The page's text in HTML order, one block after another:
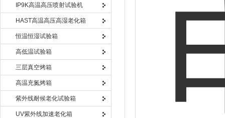
IP9K高温高压喷射试验机
HAST高温高压高湿老化箱
恒温恒湿试验箱
高低温试验箱
三层真空烤箱
高温充氮烤箱
紫外线耐候老化试验箱
UV紫外线加速老化箱